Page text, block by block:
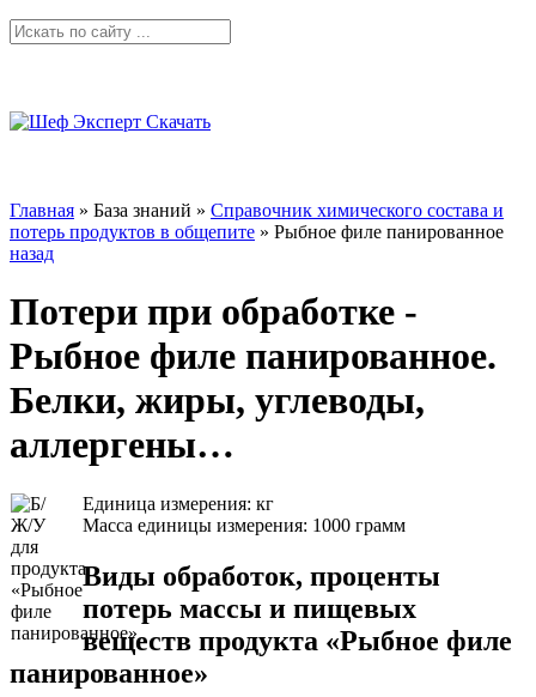
Главная » База знаний » Справочник химического состава и
потерь продуктов в общепите » Рыбное филе панированное
назад
Потери при обработке -
Рыбное филе панированное.
Белки, жиры, углеводы,
аллергены…
Единица измерения: кг
Масса единицы измерения: 1000 грамм
Виды обработок, проценты
потерь массы и пищевых
веществ продукта «Рыбное филе
панированное»